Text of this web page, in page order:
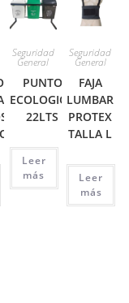
18X23
Seguridad
General
PUNTO
ECOLOGICO
22LTS
Leer
más
Seguridad
General
FAJA
LUMBAR
PROTEX
TALLA L
Leer
más